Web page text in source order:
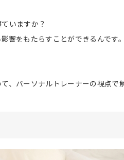
いますか？
響をもたらすことができるんです。
、パーソナルトレーナーの視点で